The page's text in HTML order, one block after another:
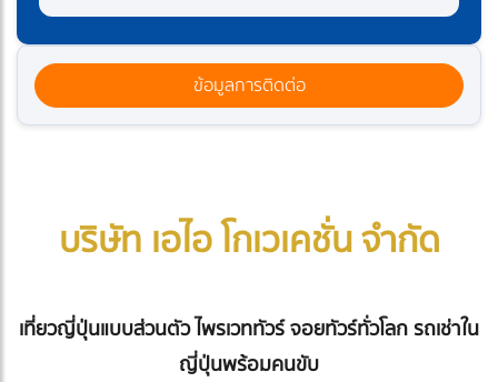
ข้อมูลการติดต่อ
บริษัท เอไอ โกเวเคชั่น จำกัด
เที่ยวญี่ปุ่นแบบส่วนตัว ไพรเวททัวร์ จอยทัวร์ทั่วโลก รถเช่าใน
ญี่ปุ่นพร้อมคนขับ